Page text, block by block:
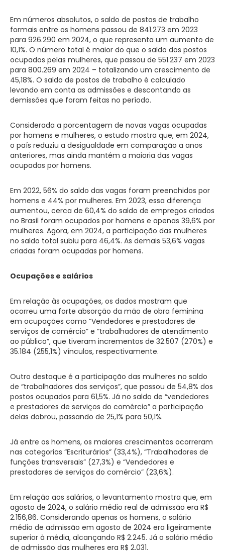
Em números absolutos, o saldo de postos de trabalho
formais entre os homens passou de 841.273 em 2023
para 926.290 em 2024, o que representa um aumento de
10,1%. O número total é maior do que o saldo dos postos
ocupados pelas mulheres, que passou de 551.237 em 2023
para 800.269 em 2024 – totalizando um crescimento de
45,18%. O saldo de postos de trabalho é calculado
levando em conta as admissões e descontando as
demissões que foram feitas no período.
Considerada a porcentagem de novas vagas ocupadas
por homens e mulheres, o estudo mostra que, em 2024,
o país reduziu a desigualdade em comparação a anos
anteriores, mas ainda mantém a maioria das vagas
ocupadas por homens.
Em 2022, 56% do saldo das vagas foram preenchidos por
homens e 44% por mulheres. Em 2023, essa diferença
aumentou, cerca de 60,4% do saldo de empregos criados
no Brasil foram ocupados por homens e apenas 39,6% por
mulheres. Agora, em 2024, a participação das mulheres
no saldo total subiu para 46,4%. As demais 53,6% vagas
criadas foram ocupadas por homens.
Ocupações e salários
Em relação às ocupações, os dados mostram que
ocorreu uma forte absorção da mão de obra feminina
em ocupações como “Vendedores e prestadores de
serviços de comércio” e “trabalhadores de atendimento
ao público”, que tiveram incrementos de 32.507 (270%) e
35.184 (255,1%) vínculos, respectivamente.
Outro destaque é a participação das mulheres no saldo
de “trabalhadores dos serviços”, que passou de 54,8% dos
postos ocupados para 61,5%. Já no saldo de “vendedores
e prestadores de serviços do comércio” a participação
delas dobrou, passando de 25,1% para 50,1%.
Já entre os homens, os maiores crescimentos ocorreram
nas categorias “Escriturários” (33,4%), “Trabalhadores de
funções transversais” (27,3%) e “Vendedores e
prestadores de serviços do comércio” (23,6%).
Em relação aos salários, o levantamento mostra que, em
agosto de 2024, o salário médio real de admissão era R$
2.156,86. Considerando apenas os homens, o salário
médio de admissão em agosto de 2024 era ligeiramente
superior à média, alcançando R$ 2.245. Já o salário médio
de admissão das mulheres era R$ 2.031.